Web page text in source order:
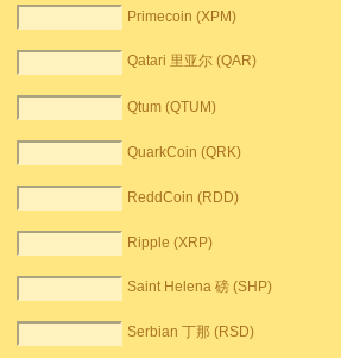
Primecoin (XPM)
Qatari 里亚尔 (QAR)
Qtum (QTUM)
QuarkCoin (QRK)
ReddCoin (RDD)
Ripple (XRP)
Saint Helena 磅 (SHP)
Serbian 丁那 (RSD)